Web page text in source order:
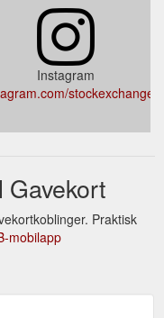
Instagram
Gavekort
Praktisk
mobilapp